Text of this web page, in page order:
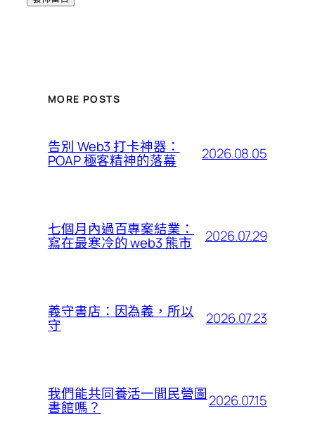
MORE POSTS
告別 Web3 打卡神器：
POAP 極客精神的落幕 2026.08.05
七個月內過百專案結業：
寫在最寒冷的 web3 熊市 2026.07.29
義守書店：因為義，所以
守 2026.07.23
我們能共同養活一間民營圖
書館嗎？ 2026.07.15